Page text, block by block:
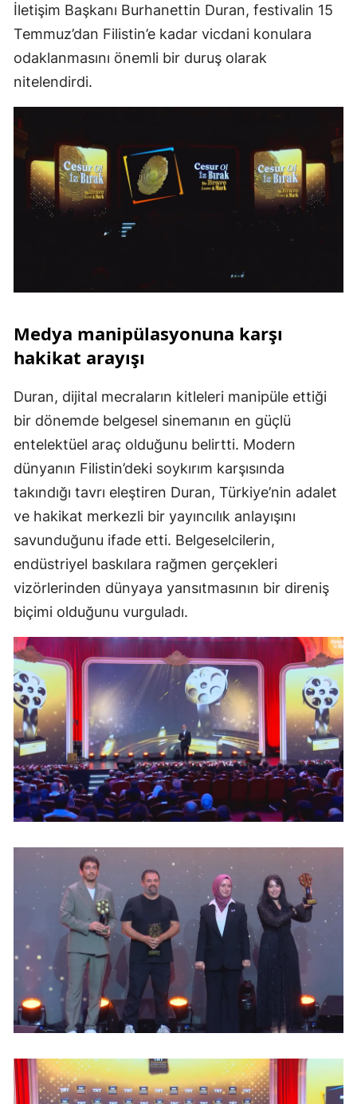
İletişim Başkanı Burhanettin Duran, festivalin 15
Temmuz’dan Filistin’e kadar vicdani konulara
odaklanmasını önemli bir duruş olarak
nitelendirdi.
Medya manipülasyonuna karşı
hakikat arayışı
Duran, dijital mecraların kitleleri manipüle ettiği
bir dönemde belgesel sinemanın en güçlü
entelektüel araç olduğunu belirtti. Modern
dünyanın Filistin’deki soykırım karşısında
takındığı tavrı eleştiren Duran, Türkiye’nin adalet
ve hakikat merkezli bir yayıncılık anlayışını
savunduğunu ifade etti. Belgeselcilerin,
endüstriyel baskılara rağmen gerçekleri
vizörlerinden dünyaya yansıtmasının bir direniş
biçimi olduğunu vurguladı.